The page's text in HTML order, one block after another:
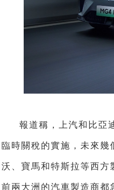
報道稱，上汽和比亞
臨時關稅的實施，未來
沃、寶馬和特斯拉等西方
前兩大洲的汽車製造商都